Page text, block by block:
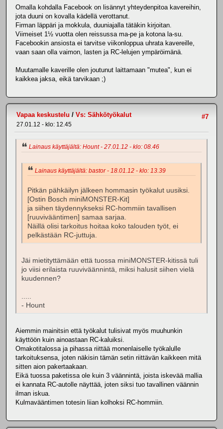
Omalla kohdalla Facebook on lisännyt yhteydenpitoa kavereihin,
jota duuni on kovalla kädellä verottanut.
Firman läppäri ja mokkula, duuniajalla tätäkin kirjoitan.
Viimeiset 1½ vuotta olen reissussa ma-pe ja kotona la-su.
Facebookin ansiosta ei tarvitse viikonloppua uhrata kavereille,
vaan saan olla vaimon, lasten ja RC-lelujen ympäröimänä.
Muutamalle kaverille olen joutunut laittamaan "mutea", kun ei
kaikkea jaksa, eikä tarvikaan ;)
#7
Vapaa keskustelu / Vs: Sähkötyökalut
27.01.12 - klo: 12.45
Lainaus käyttäjältä: Hount - 27.01.12 - klo: 08.46
Lainaus käyttäjältä: bastor - 18.01.12 - klo: 13.39
Pitkän pähkäilyn jälkeen hommasin työkalut uusiksi.
[Ostin Bosch miniMONSTER-Kit]
ja siihen täydennykseksi RC-hommiin tavallisen
[ruuvivääntimen] samaa sarjaa.
Näillä olisi tarkoitus hoitaa koko talouden työt, ei
pelkästään RC-juttuja.
Jäi mietityttämään että tuossa miniMONSTER-kitissä tuli
jo viisi erilaista ruuviväännintä, miksi halusit siihen vielä
kuudennen?
.....
- Hount
Aiemmin mainitsin että työkalut tulisivat myös muuhunkin
käyttöön kuin ainoastaan RC-kaluiksi.
Omakotitalossa ja pihassa riittää monenlaiselle työkalulle
tarkoituksensa, joten näkisin tämän setin riittävän kaikkeen mitä
sitten aion pakertaakaan.
Eikä tuossa paketissa ole kuin 3 väännintä, joista iskevää mallia
ei kannata RC-autolle näyttää, joten siksi tuo tavallinen väännin
ilman iskua.
Kulmavääntimen totesin liian kolhoksi RC-hommiin.